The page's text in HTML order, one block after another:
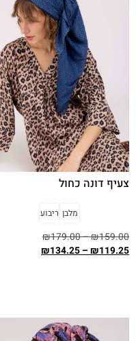
צעיף דונה כחול
מלבן ריבוע
₪159.00
–
₪179.00
₪119.25
–
₪134.25